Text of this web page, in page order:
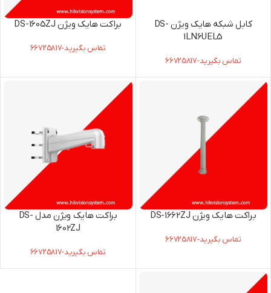
کابل شبکه هایک ویژن DS-
1LN6UEL5
تماس بگیرید-66725817
براکت هایک ویژن DS-1605ZJ
تماس بگیرید-66725817
براکت هایک ویژن DS-1662ZJ
تماس بگیرید-66725817
براکت هایک ویژن مدل DS-
1602ZJ
تماس بگیرید-66725817